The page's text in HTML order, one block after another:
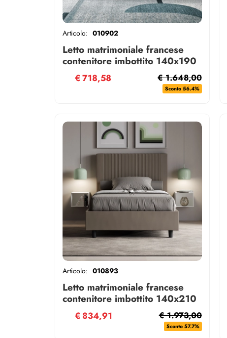
Letto matrimoniale francese
contenitore imbottito 140x190
similpelle cappuccino Agueda
Articolo: 010902
€ 1.648,00
Sconto 56.4%
€718,58
Letto matrimoniale francese
contenitore imbottito 140x210
similpelle cappuccino Goya
Articolo: 010893
€ 1.973,00
Sconto 57.7%
€ 834,91